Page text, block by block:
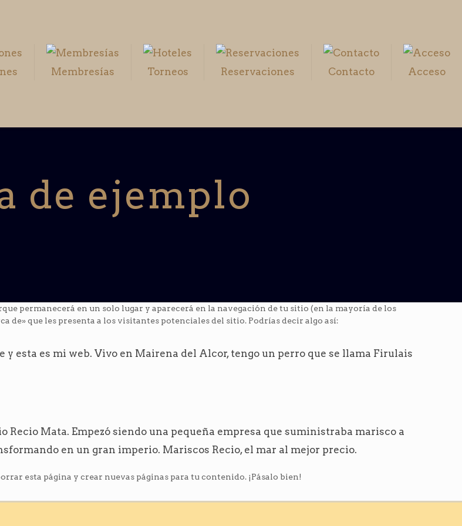
Membresías Torneos Reservaciones Contacto Acceso
de ejemplo
permanecerá en un solo lugar y aparecerá en la navegación de tu sitio (en la mayoría de los
de» que les presenta a los visitantes potenciales del sitio. Podrías decir algo así:
y esta es mi web. Vivo en Mairena del Alcor, tengo un perro que se llama Firulais
Mata. Empezó siendo una pequeña empresa que suministraba marisco a
en un gran imperio. Mariscos Recio, el mar al mejor precio.
esta página y crear nuevas páginas para tu contenido. ¡Pásalo bien!